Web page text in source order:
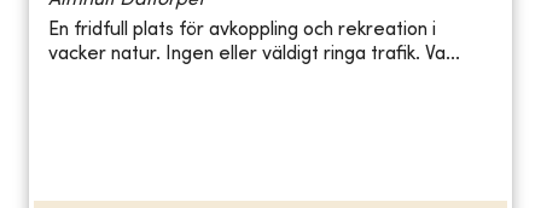
En fridfull plats för avkoppling och rekreation i
vacker natur. Ingen eller väldigt ringa trafik. Va...